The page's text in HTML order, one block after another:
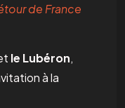
de France
le Lubéron,
à la